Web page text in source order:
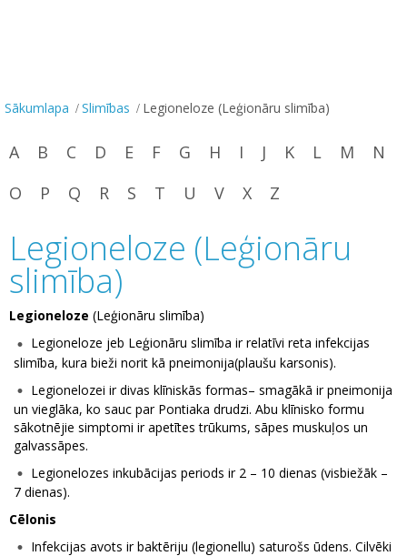
Sākumlapa Slimības Legioneloze (Leģionāru slimība)
A B C D E F G H I J K L M
N
O
P Q R S T U V X Z
Legioneloze (Leģionāru
slimība)
Legioneloze (Leģionāru slimība)
Legioneloze jeb Leģionāru slimība ir relatīvi reta infekcijas
slimība, kura bieži norit kā pneimonija(plaušu karsonis).
Legionelozei ir divas klīniskās formas– smagākā ir pneimonija
un vieglāka, ko sauc par Pontiaka drudzi. Abu klīnisko formu
sākotnējie simptomi ir apetītes trūkums, sāpes muskuļos un
galvassāpes.
Legionelozes inkubācijas periods ir 2 – 10 dienas (visbiežāk –
7 dienas).
Cēlonis
Infekcijas avots ir baktēriju (legionellu) saturošs ūdens. Cilvēki